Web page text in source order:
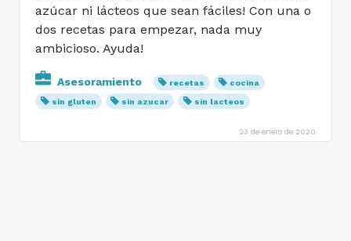
azúcar ni lácteos que sean fáciles! Con una o
dos recetas para empezar, nada muy
ambicioso. Ayuda!
Asesoramiento recetas
cocina
sin gluten
sin azucar sin lacteos
23 de enero de 2020